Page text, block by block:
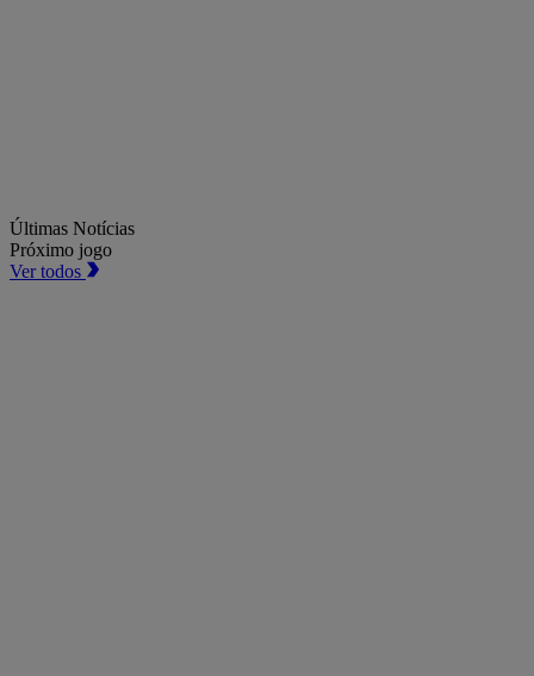
Últimas Notícias
Próximo jogo
Ver todos